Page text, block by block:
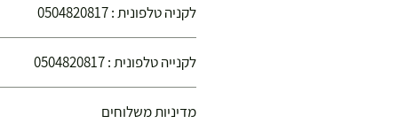
לקניה טלפונית : 0504820817
קנייתכם בטוחה !
לקנייה טלפונית : 0504820817
מדיניות משלוחים